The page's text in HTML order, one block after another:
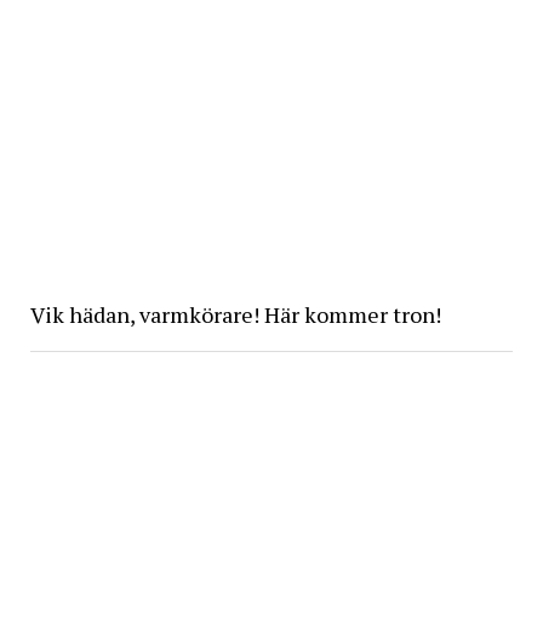
Vik hädan, varmkörare! Här kommer tron!